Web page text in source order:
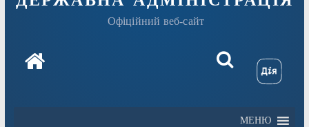
Офіційний веб-сайт
МЕНЮ